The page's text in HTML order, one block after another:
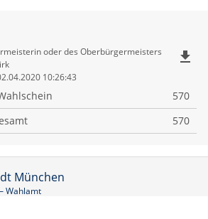
oder des Oberbürgermeisters
10:26:43
file_download
570
570
München
Wahlamt